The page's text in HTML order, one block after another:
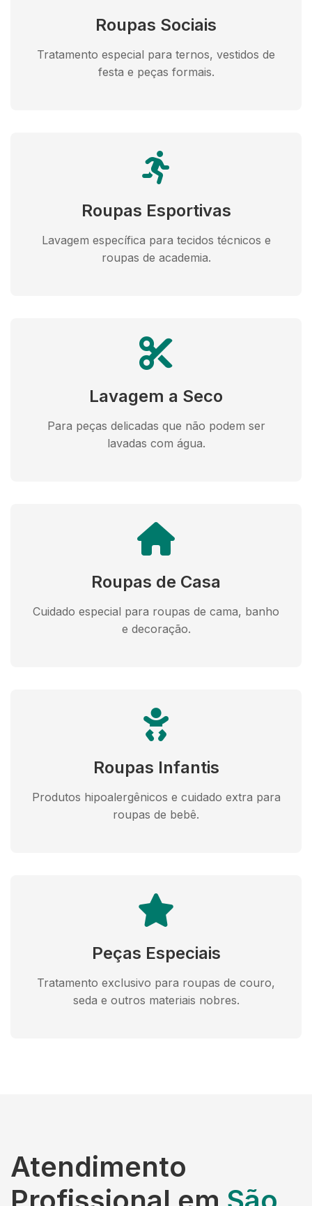
Roupas Sociais
Tratamento especial para ternos, vestidos de
festa e peças formais.
Roupas Esportivas
Lavagem específica para tecidos técnicos e
roupas de academia.
Lavagem a Seco
Para peças delicadas que não podem ser
lavadas com água.
Roupas de Casa
Cuidado especial para roupas de cama, banho
e decoração.
Roupas Infantis
Produtos hipoalergênicos e cuidado extra para
roupas de bebê.
Peças Especiais
Tratamento exclusivo para roupas de couro,
seda e outros materiais nobres.
Atendimento